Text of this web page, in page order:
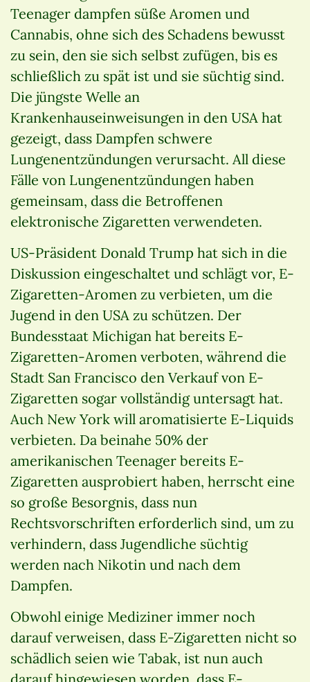
Teenager dampfen süße Aromen und
Cannabis, ohne sich des Schadens bewusst
zu sein, den sie sich selbst zufügen, bis es
schließlich zu spät ist und sie süchtig sind.
Die jüngste Welle an
Krankenhauseinweisungen in den USA hat
gezeigt, dass Dampfen schwere
Lungenentzündungen verursacht. All diese
Fälle von Lungenentzündungen haben
gemeinsam, dass die Betroffenen
elektronische Zigaretten verwendeten.
US-Präsident Donald Trump hat sich in die
Diskussion eingeschaltet und schlägt vor, E-
Zigaretten-Aromen zu verbieten, um die
Jugend in den USA zu schützen. Der
Bundesstaat Michigan hat bereits E-
Zigaretten-Aromen verboten, während die
Stadt San Francisco den Verkauf von E-
Zigaretten sogar vollständig untersagt hat.
Auch New York will aromatisierte E-Liquids
verbieten. Da beinahe 50% der
amerikanischen Teenager bereits E-
Zigaretten ausprobiert haben, herrscht eine
so große Besorgnis, dass nun
Rechtsvorschriften erforderlich sind, um zu
verhindern, dass Jugendliche süchtig
werden nach Nikotin und nach dem
Dampfen.
Obwohl einige Mediziner immer noch
darauf verweisen, dass E-Zigaretten nicht so
schädlich seien wie Tabak, ist nun auch